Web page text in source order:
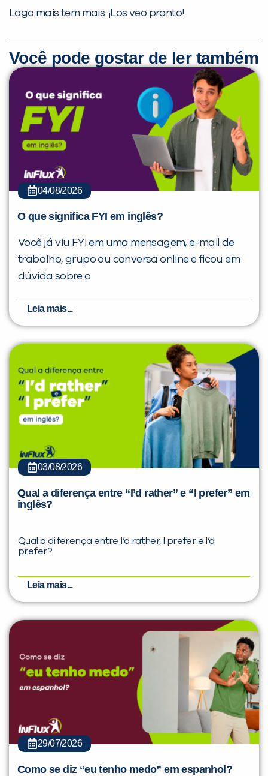
Logo mais tem mais. ¡Los veo pronto!
Você pode gostar de ler também
04/08/2026
O que significa FYI em inglês?
Você já viu FYI em uma mensagem, e-mail de
trabalho, grupo ou conversa online e ficou em
dúvida sobre o
Leia mais...
03/08/2026
Qual a diferença entre “I’d rather” e “I prefer” em
inglês?
Qual a diferença entre I’d rather, I prefer e I’d
prefer?
Leia mais...
29/07/2026
Como se diz “eu tenho medo” em espanhol?